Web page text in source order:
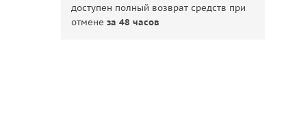
доступен полный возврат средств при
отменеза 48 часов